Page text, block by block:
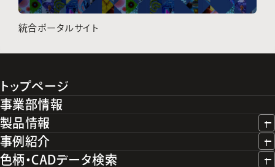
統合ポータルサイト
トップページ
事業部情報
製品情報
事例紹介
色柄・CADデータ検索